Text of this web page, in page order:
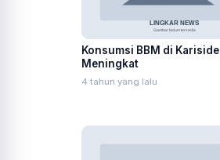
Konsumsi BBM di
Meningkat
4 tahun yang lalu